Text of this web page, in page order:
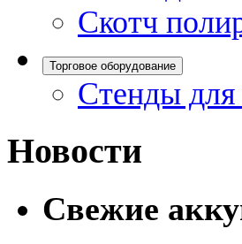
Скотч
Торговое оборудование
Стенды
Новости
Свежие